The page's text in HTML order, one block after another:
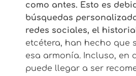
como antes. Esto es
búsquedas
redes sociales, el
etcétera, han hecho que
esa armonía. Incluso, en
puede llegar a ser